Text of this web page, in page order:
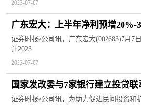
2023-07-07
广东宏大：上半年净利预增20%-
证券时报e公司讯，广东宏大(002683)7月7
计2023
2023-07-07
国家发改委与7家银行建立投贷
力促进民间投资和扩大有效投资
证券时报e公司讯，为助力促进民间投资和